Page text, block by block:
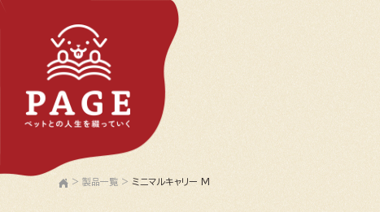
> 製品一覧 > ミニマルキャリー M